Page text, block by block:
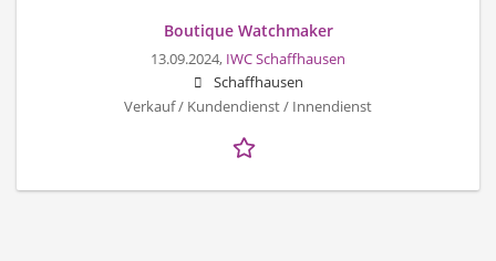
Boutique Watchmaker
13.09.2024, IWC Schaffhausen
Schaffhausen
Verkauf / Kundendienst / Innendienst